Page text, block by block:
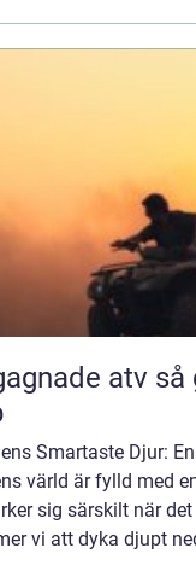
atv så gör du ett tryggt och smart
Smartaste Djur:
värld är fylld med
sig särskilt när
vi att dyka djupt